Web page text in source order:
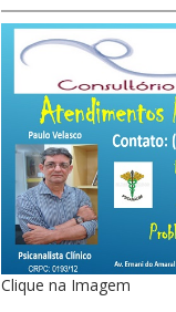
Clique na Imagem